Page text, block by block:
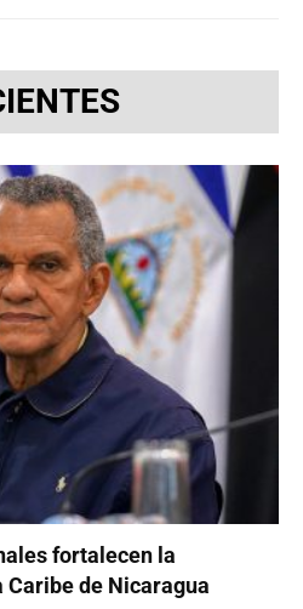
fortalecen la
de Nicaragua